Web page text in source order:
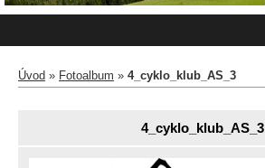
Úvod » Fotoalbum » 4_cyklo_klub_AS_3
4_cyklo_klub_AS_3